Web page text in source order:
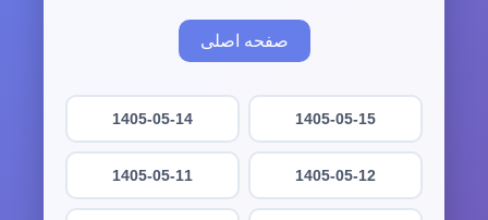
صفحه اصلی
1405-05-15
1405-05-14
1405-05-12
1405-05-11